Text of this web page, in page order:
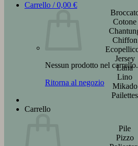
Carrello /0,00 €
Nessun prodotto nel carrello.
Ritorna al negozio
Carrello
Cotone
Chiffon
Jersey
Lana
Lino
Mikado
Pailettes
Pile
Pizzo